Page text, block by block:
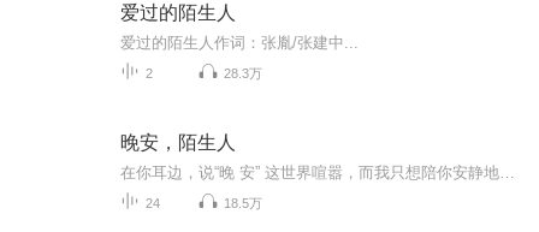
爱过的陌生人
爱过的陌生人作词：张胤/张建中...
2 28.3万
晚安，陌生人
24 18.5万